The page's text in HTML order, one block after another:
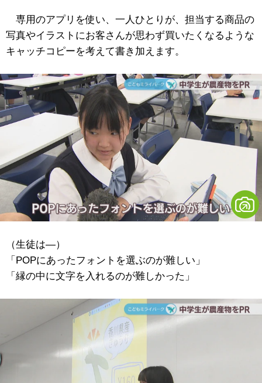
専用のアプリを使い、一人ひとりが、担当する商品の
写真やイラストにお客さんが思わず買いたくなるような
キャッチコピーを考えて書き加えます。
（生徒は―）
「POPにあったフォントを選ぶのが難しい」
「縁の中に文字を入れるのが難しかった」